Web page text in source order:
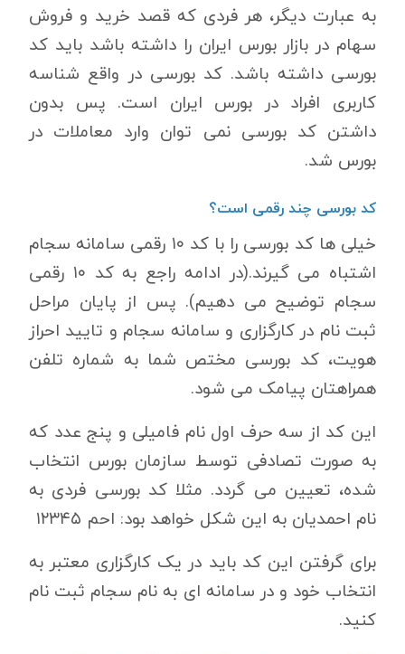
به عبارت دیگر، هر فردی که قصد خرید و فروش
سهام در بازار بورس ایران را داشته باشد باید کد
بورسی داشته باشد. کد بورسی در واقع شناسه
کاربری افراد در بورس ایران است. پس بدون
داشتن کد بورسی نمی توان وارد معاملات در
بورس شد.
کد بورسی چند رقمی است؟
خیلی ها کد بورسی را با کد ۱۰ رقمی سامانه سجام
اشتباه می گیرند.(در ادامه راجع به کد ۱۰ رقمی
سجام توضیح می دهیم). پس از پایان مراحل
ثبت نام در کارگزاری و سامانه سجام و تایید احراز
هویت، کد بورسی مختص شما به شماره تلفن
همراهتان پیامک می شود.
این کد از سه حرف اول نام فامیلی و پنج عدد که
به صورت تصادفی توسط سازمان بورس انتخاب
شده، تعیین می گردد. مثلا کد بورسی فردی به
نام احمدیان به این شکل خواهد بود: احم ۱۲۳۴۵
برای گرفتن این کد باید در یک کارگزاری معتبر به
انتخاب خود و در سامانه ای به نام سجام ثبت نام
کنید.